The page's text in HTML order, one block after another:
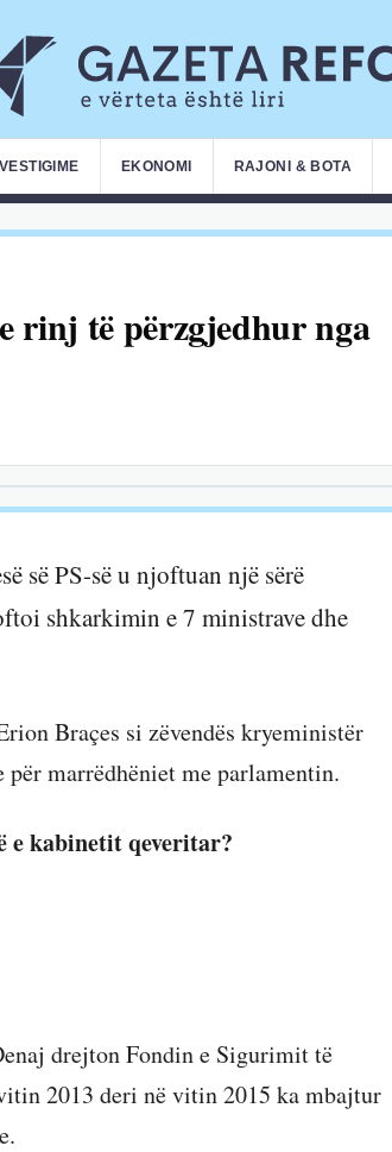
EKONOMI RAJONI & BOTA
rinj të përzgjedhur nga
së PS-së u njoftuan një sërë
shkarkimin e 7 ministrave dhe
Braçes si zëvendës kryeministër
marrëdhëniet me parlamentin.
e kabinetit qeveritar?
drejton Fondin e Sigurimit të
2013 deri në vitin 2015 ka mbajtur